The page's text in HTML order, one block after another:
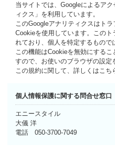
当サイトでは、Googleによるア
ィクス」を利用しています。
このGoogleアナリティクスはト
Cookieを使用しています。この
れており、個人を特定するもので
この機能はCookieを無効にする
すので、お使いのブラウザの設定
この規約に関して、詳しくはこち
個人情報保護に関する問合せ窓口
エニースタイル
大儀 洋
電話 050-3700-7049